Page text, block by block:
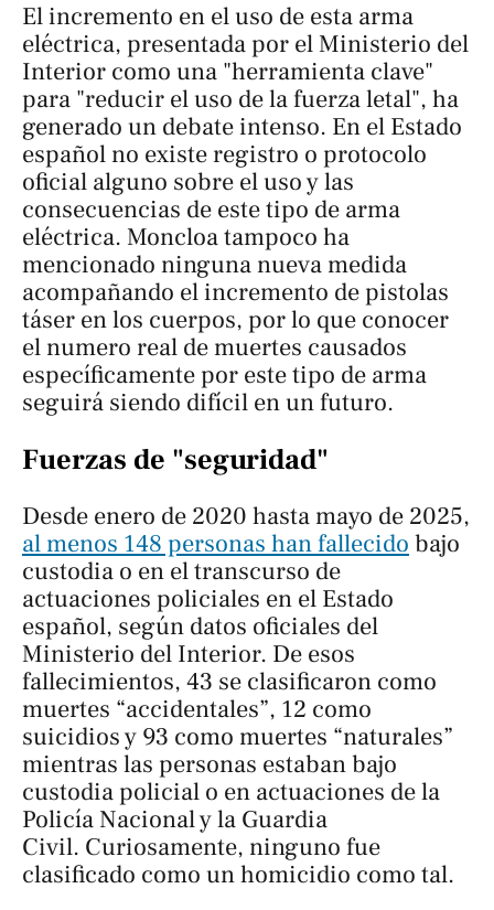
El incremento en el uso de esta arma
eléctrica, presentada por el Ministerio del
Interior como una "herramienta clave"
para "reducir el uso de la fuerza letal", ha
generado un debate intenso. En el Estado
español no existe registro o protocolo
oficial alguno sobre el uso y las
consecuencias de este tipo de arma
eléctrica. Moncloa tampoco ha
mencionado ninguna nueva medida
acompañando el incremento de pistolas
táser en los cuerpos, por lo que conocer
el numero real de muertes causados
específicamente por este tipo de arma
seguirá siendo difícil en un futuro.
Fuerzas de "seguridad"
Desde enero de 2020 hasta mayo de 2025,
al menos 148 personas han fallecido bajo
custodia o en el transcurso de
actuaciones policiales en el Estado
español, según datos oficiales del
Ministerio del Interior. De esos
fallecimientos, 43 se clasificaron como
muertes “accidentales”, 12 como
suicidios y 93 como muertes “naturales”
mientras las personas estaban bajo
custodia policial o en actuaciones de la
Policía Nacional y la Guardia
Civil. Curiosamente, ninguno fue
clasificado como un homicidio como tal.